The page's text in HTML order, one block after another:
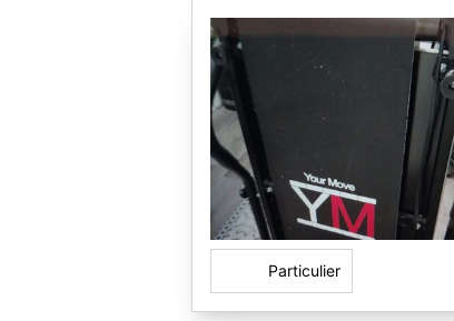
Particulier